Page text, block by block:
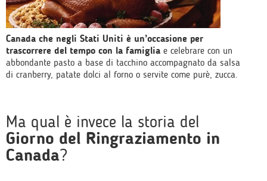
Canada che negli Stati Uniti è un’occasione per
trascorrere del tempo con la famiglia e celebrare con un
abbondante pasto a base di tacchino accompagnato da salsa
di cranberry, patate dolci al forno o servite come purè, zucca.
Ma qual è invece la storia del
Giorno del Ringraziamento in
Canada?